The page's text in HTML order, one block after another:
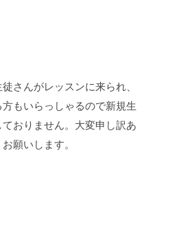
さんがレッスンに来られ、
もいらっしゃるので新規生
おりません。大変申し訳あ
願いします。